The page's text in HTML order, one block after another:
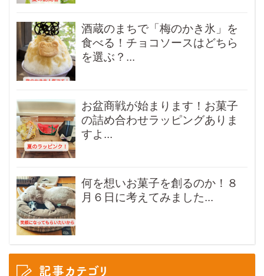
酒蔵のまちで「梅のかき氷」を
食べる！チョコソースはどちら
を選ぶ？...
お盆商戦が始まります！お菓子
の詰め合わせラッピングありま
すよ...
何を想いお菓子を創るのか！８
月６日に考えてみました...
記事カテゴリ